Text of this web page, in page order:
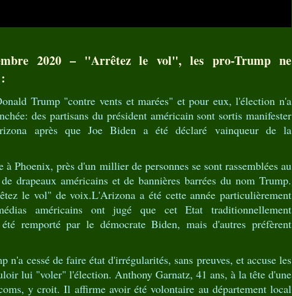
2020 – "Arrêtez le vol", les pro-Trump ne
Trump "contre vents et marées" et pour eux, l'élection n'a
des partisans du président américain sont sortis manifester
après que Joe Biden a été déclaré vainqueur de la
Phoenix, près d'un millier de personnes se sont rassemblées au
drapeaux américains et de bannières barrées du nom Trump.
le vol" de voix.L'Arizona a été cette année particulièrement
américains ont jugé que cet Etat traditionnellement
remporté par le démocrate Biden, mais d'autres préfèrent
n'a cessé de faire état d'irrégularités, sans preuves, et accuse les
lui "voler" l'élection. Anthony Garnatz, 41 ans, à la tête d'une
y croit. Il affirme avoir été volontaire au département local